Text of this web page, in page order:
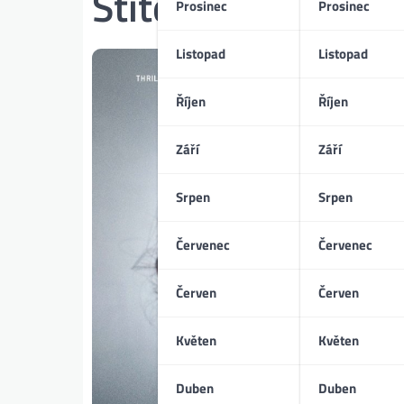
Prosinec
Listopad
Říjen
Září
Srpen
Červenec
Červen
Květen
Duben
Prosinec
Listopad
Říjen
Září
Srpen
Červenec
Červen
Květen
Duben